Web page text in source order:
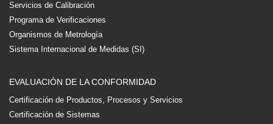
Servicios de Calibración
Programa de Verificaciones
Organismos de Metrología
Sistema Internacional de Medidas (SI)
EVALUACIÓN DE LA CONFORMIDAD
Certificación de Productos, Procesos y Servicios
Certificación de Sistemas